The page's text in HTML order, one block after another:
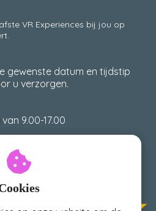
VR Experiences bij jou op
gewenste datum en tijdstip
u verzorgen.
9.00-17.00
/ 5 op